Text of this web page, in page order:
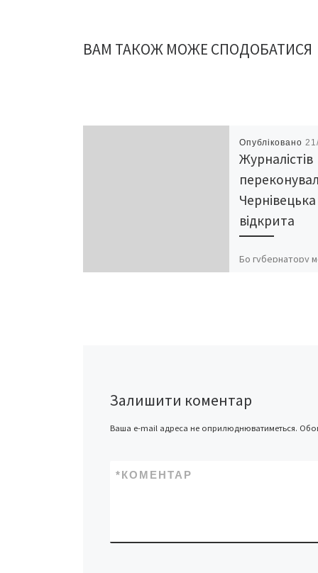
ВАМ ТАКОЖ МОЖЕ СПОДОБАТИСЯ
Опубліковано
Журналістів
відкрита
Бо губернатору
Залишити коментар
Ваша e-mail адреса не оприлюднюватиметься.
КОМЕНТАР
*